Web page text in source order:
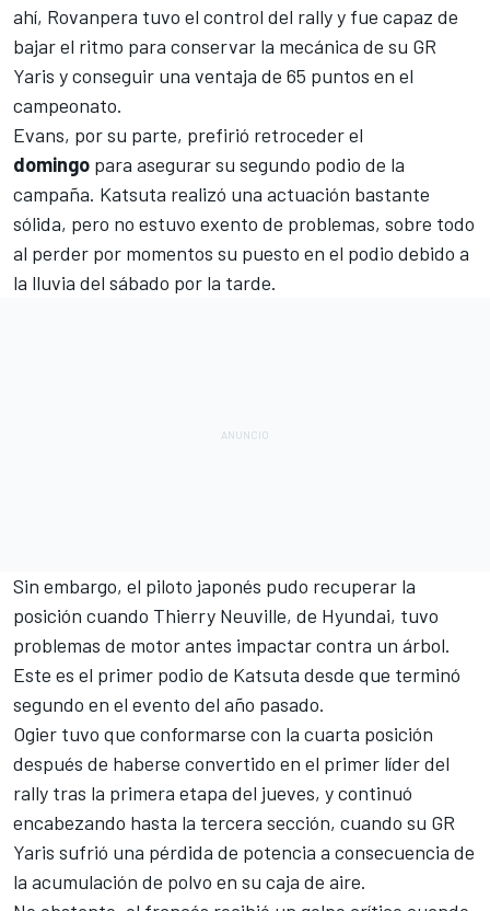
ahí, Rovanpera tuvo el control del rally y fue capaz de
bajar el ritmo para conservar la mecánica de su GR
Yaris y conseguir una ventaja de 65 puntos en el
campeonato.
Evans, por su parte, prefirió retroceder el
domingo para asegurar su segundo podio de la
campaña. Katsuta realizó una actuación bastante
sólida, pero no estuvo exento de problemas, sobre todo
al perder por momentos su puesto en el podio debido a
la lluvia del sábado por la tarde.
Sin embargo, el piloto japonés pudo recuperar la
posición cuando Thierry Neuville, de Hyundai, tuvo
problemas de motor antes impactar contra un árbol.
Este es el primer podio de Katsuta desde que terminó
segundo en el evento del año pasado.
Ogier tuvo que conformarse con la cuarta posición
después de haberse convertido en el primer líder del
rally tras la primera etapa del jueves, y continuó
encabezando hasta la tercera sección, cuando su GR
Yaris sufrió una pérdida de potencia a consecuencia de
la acumulación de polvo en su caja de aire.